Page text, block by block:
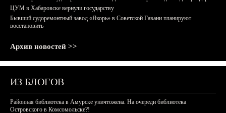
ЦУМ в Хабаровске вернули государству
Бывший судоремонтный завод «Якорь» в Советской Гавани планируют
восстановить
Архив новостей >>
ИЗ БЛОГОВ
Районная библиотека в Амурске уничтожена. На очереди библиотека
Островского в Комсомольске?!